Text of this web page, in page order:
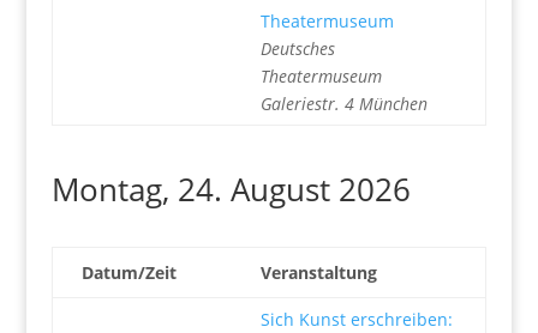
Theatermuseum
Deutsches
Theatermuseum
Galeriestr. 4 München
Montag, 24. August 2026
Datum/Zeit Veranstaltung
Sich Kunst erschreiben: